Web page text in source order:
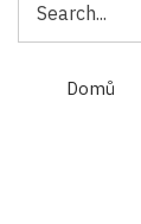
Main
navigation
Domů